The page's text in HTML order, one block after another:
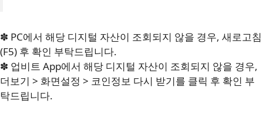
✽ PC에서 해당 디지털 자산이 조회되지 않을 경우, 새로고침
(F5) 후 확인 부탁드립니다.
✽ 업비트 App에서 해당 디지털 자산이 조회되지 않을 경우,
더보기 > 화면설정 > 코인정보 다시 받기를 클릭 후 확인 부
탁드립니다.